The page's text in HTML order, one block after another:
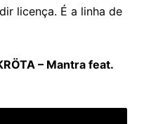
licença. É a linha de
– Mantra feat.